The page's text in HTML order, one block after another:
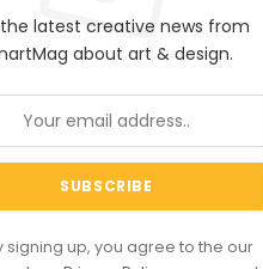
latest creative news from
about art & design.
signing up, you agree to the our